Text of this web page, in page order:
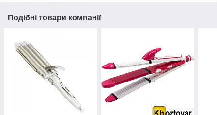
Подібні товари компанії